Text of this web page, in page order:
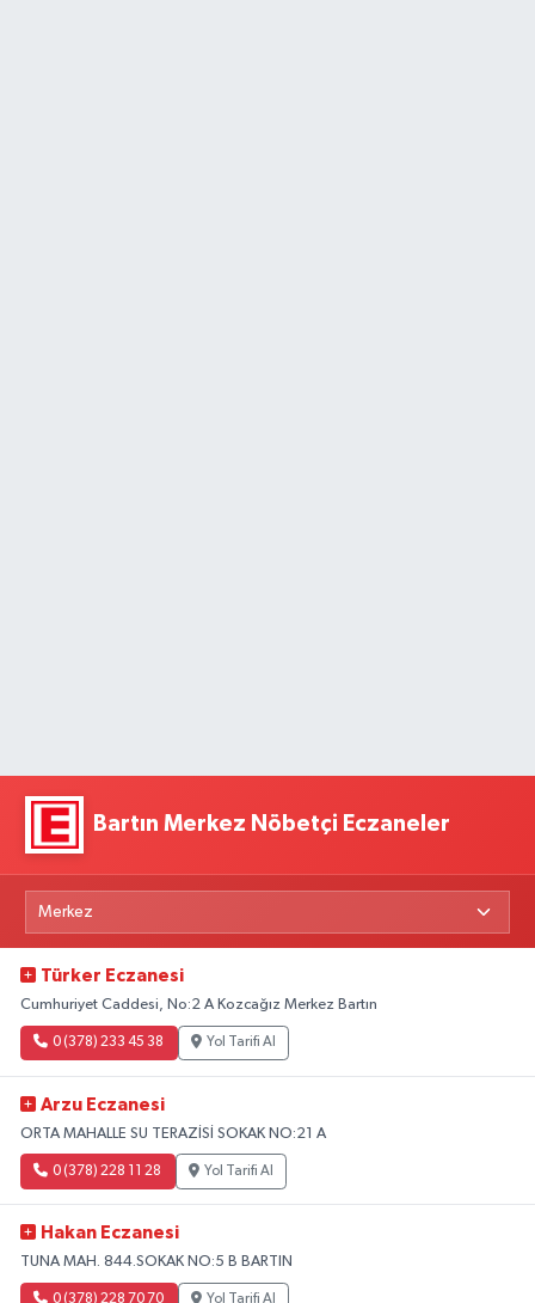
Bartın Merkez Nöbetçi Eczaneler
Türker Eczanesi
Cumhuriyet Caddesi, No:2 A Kozcağız Merkez Bartın
0 (378) 233 45 38 Yol Tarifi Al
Arzu Eczanesi
ORTA MAHALLE SU TERAZİSİ SOKAK NO:21 A
0 (378) 228 11 28 Yol Tarifi Al
Hakan Eczanesi
TUNA MAH. 844.SOKAK NO:5 B BARTIN
0 (378) 228 70 70 Yol Tarifi Al